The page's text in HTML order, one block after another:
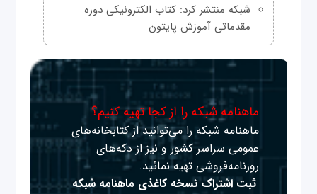
شبکه منتشر کرد: کتاب الکترونیکی دوره
مقدماتی آموزش پایتون
ماهنامه شبکه را از کجا تهیه کنیم؟
ماهنامه شبکه را می‌توانید از کتابخانه‌های
عمومی سراسر کشور و نیز از دکه‌های
روزنامه‌فروشی تهیه نمائید.
ثبت اشتراک نسخه کاغذی ماهنامه شبکه